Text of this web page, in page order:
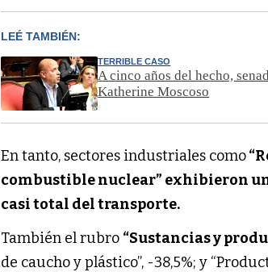
LEÉ TAMBIÉN:
TERRIBLE CASO
A cinco años del hecho,
Katherine Moscoso
En tanto, sectores industriales como
combustible nuclear” exhibieron
casi total del transporte.
También el rubro “Sustancias y
de caucho y plástico”, -38,5%; y